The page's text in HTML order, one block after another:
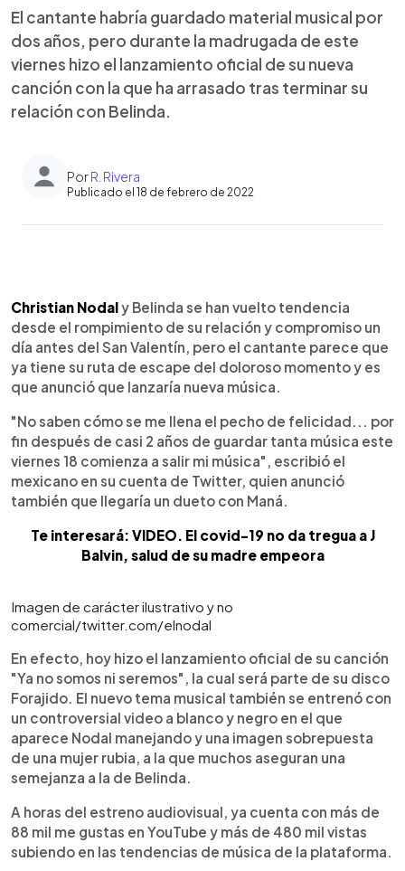
El cantante habría guardado material musical por
dos años, pero durante la madrugada de este
viernes hizo el lanzamiento oficial de su nueva
canción con la que ha arrasado tras terminar su
relación con Belinda.
PorR. Rivera
Publicado el 18 de febrero de 2022
► Escuchar artículo
Christian Nodaly Belinda se han vuelto tendencia
desde el rompimiento de su relación y compromiso un
día antes del San Valentín, pero el cantante parece que
ya tiene su ruta de escape del doloroso momento y es
que anunció que lanzaría nueva música.
"No saben cómo se me llena el pecho de felicidad... por
fin después de casi 2 años de guardar tanta música este
viernes 18 comienza a salir mi música", escribió el
mexicano en su cuenta de Twitter, quien anunció
también que llegaría un dueto con Maná.
Te interesará: VIDEO. El covid-19 no da tregua a J
Balvin, salud de su madre empeora
Imagen de carácter ilustrativo y no
comercial/twitter.com/elnodal
En efecto, hoy hizo el lanzamiento oficial de su canción
"Ya no somos ni seremos", la cual será parte de su disco
Forajido. El nuevo tema musical también se entrenó con
un controversial video a blanco y negro en el que
aparece Nodal manejando y una imagen sobrepuesta
de una mujer rubia, a la que muchos aseguran una
semejanza a la de Belinda.
A horas del estreno audiovisual, ya cuenta con más de
88 mil me gustas en YouTube y más de 480 mil vistas
subiendo en las tendencias de música de la plataforma.